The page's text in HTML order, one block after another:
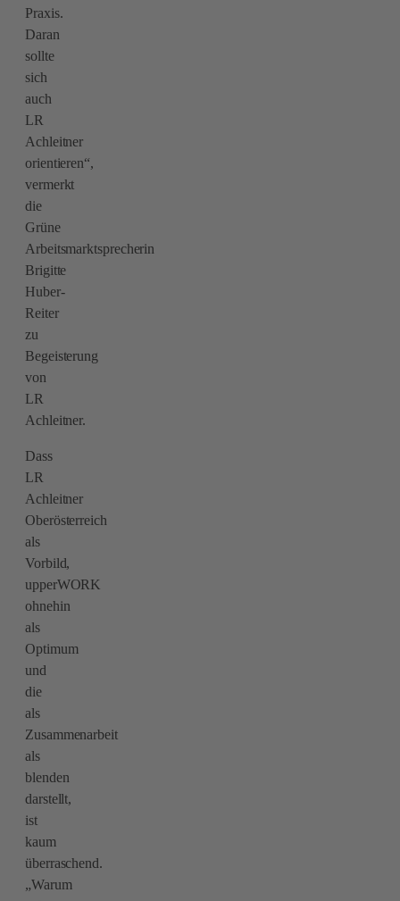
Praxis.
Daran
sollte
sich
auch
LR
Achleitner
orientieren“,
vermerkt
die
Grüne
Arbeitsmarktsprecherin
Brigitte
Huber-
Reiter
zu
Begeisterung
von
LR
Achleitner.
Dass
LR
Achleitner
Oberösterreich
als
Vorbild,
upperWORK
ohnehin
als
Optimum
und
die
als
Zusammenarbeit
als
blenden
darstellt,
ist
kaum
überraschend.
„Warum